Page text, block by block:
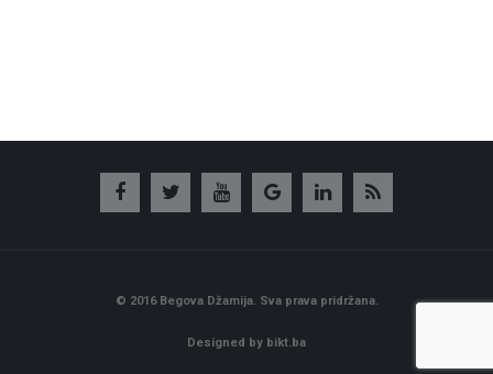
© 2016 Begova Džamija. Sva prava pridržana.
Designed by bikt.ba